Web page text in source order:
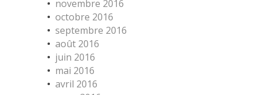
novembre 2016
octobre 2016
septembre 2016
août 2016
juin 2016
mai 2016
avril 2016